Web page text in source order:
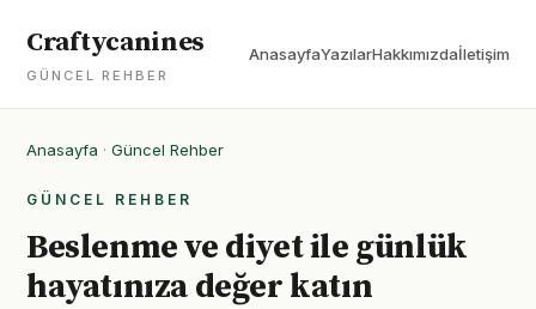
Craftycanines
GÜNCEL REHBER
AnasayfaYazılarHakkımızdaİletişim
Anasayfa · Güncel Rehber
GÜNCEL REHBER
Beslenme ve diyet ile günlük
hayatınıza değer katın